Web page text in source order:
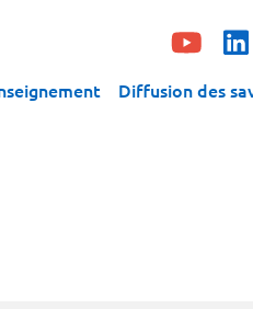
Diffusion des